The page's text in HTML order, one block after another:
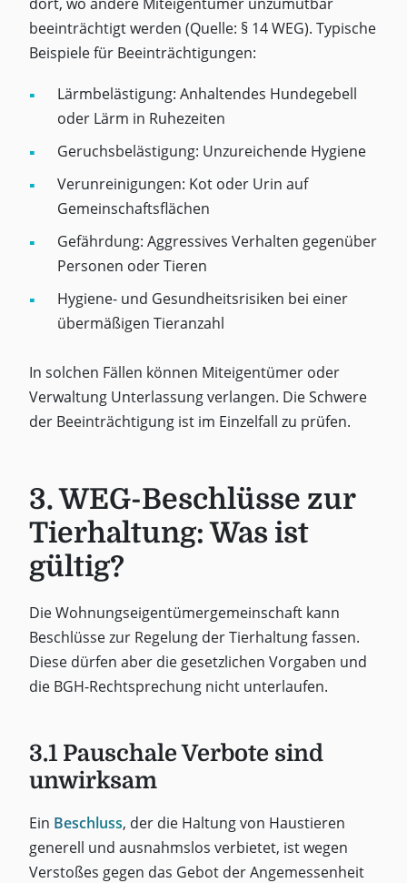
beeinträchtigt werden (Quelle: § 14 WEG). Typische
Beispiele für Beeinträchtigungen:
Lärmbelästigung: Anhaltendes Hundegebell
oder Lärm in Ruhezeiten
Geruchsbelästigung: Unzureichende Hygiene
Verunreinigungen: Kot oder Urin auf
Gemeinschaftsflächen
Gefährdung: Aggressives Verhalten gegenüber
Personen oder Tieren
Hygiene- und Gesundheitsrisiken bei einer
übermäßigen Tieranzahl
In solchen Fällen können Miteigentümer oder
Verwaltung Unterlassung verlangen. Die Schwere
der Beeinträchtigung ist im Einzelfall zu prüfen.
3. WEG-Beschlüsse zur
Tierhaltung: Was ist
gültig?
Die Wohnungseigentümergemeinschaft kann
Beschlüsse zur Regelung der Tierhaltung fassen.
Diese dürfen aber die gesetzlichen Vorgaben und
die BGH-Rechtsprechung nicht unterlaufen.
3.1 Pauschale Verbote sind
unwirksam
Ein Beschluss, der die Haltung von Haustieren
generell und ausnahmslos verbietet, ist wegen
Verstoßes gegen das Gebot der Angemessenheit